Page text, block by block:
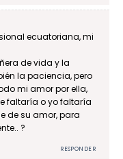
ecuatoriana, mi
de vida y la
la paciencia, pero
mi amor por ella,
faltaría o yo faltaría
de su amor, para
?
RESPONDER